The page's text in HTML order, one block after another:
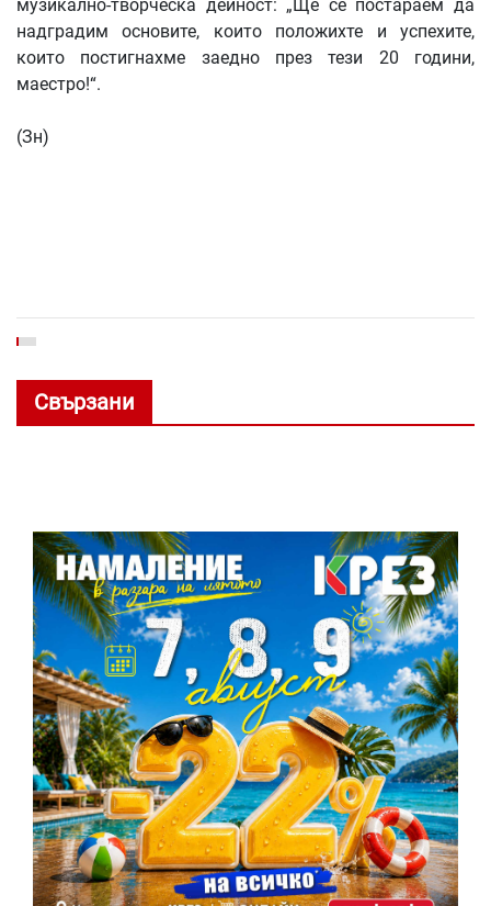
музикално-творческа дейност: „Ще се постараем да
надградим основите, които положихте и успехите,
които постигнахме заедно през тези 20 години,
маестро!“.
(Зн)
Свързани